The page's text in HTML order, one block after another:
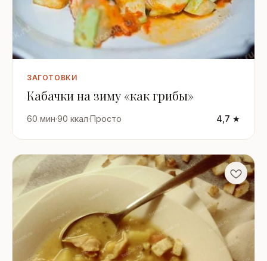
ЗАГОТОВКИ
Кабачки на зиму «как грибы»
60 мин·90 ккал·Просто 4,7 ★